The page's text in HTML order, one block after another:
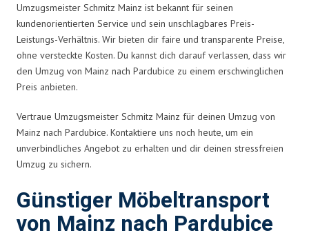
Umzugsmeister Schmitz Mainz ist bekannt für seinen
kundenorientierten Service und sein unschlagbares Preis-
Leistungs-Verhältnis. Wir bieten dir faire und transparente Preise,
ohne versteckte Kosten. Du kannst dich darauf verlassen, dass wir
den Umzug von Mainz nach Pardubice zu einem erschwinglichen
Preis anbieten.
Vertraue Umzugsmeister Schmitz Mainz für deinen Umzug von
Mainz nach Pardubice. Kontaktiere uns noch heute, um ein
unverbindliches Angebot zu erhalten und dir deinen stressfreien
Umzug zu sichern.
Günstiger Möbeltransport
von Mainz nach Pardubice